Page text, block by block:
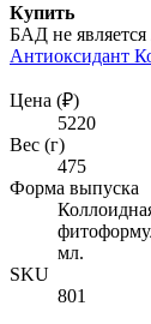
Купить
БАД не является
Антиоксидант
Цена (₽)
5220
Вес (г)
475
Форма выпуска
мл.
SKU
801